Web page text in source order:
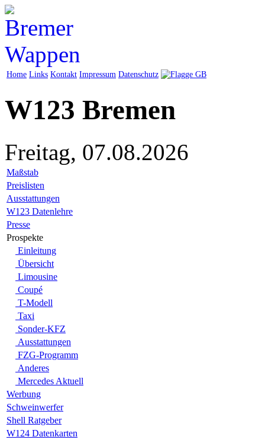
Home Links Kontakt Impressum Datenschutz
W123 Bremen
Freitag, 07.08.2026
Maßstab
Preislisten
Ausstattungen
W123 Datenlehre
Presse
Prospekte
Einleitung
Übersicht
Limousine
Coupé
T-Modell
Taxi
Sonder-KFZ
Ausstattungen
FZG-Programm
Anderes
Mercedes Aktuell
Werbung
Schweinwerfer
Shell Ratgeber
W124 Datenkarten